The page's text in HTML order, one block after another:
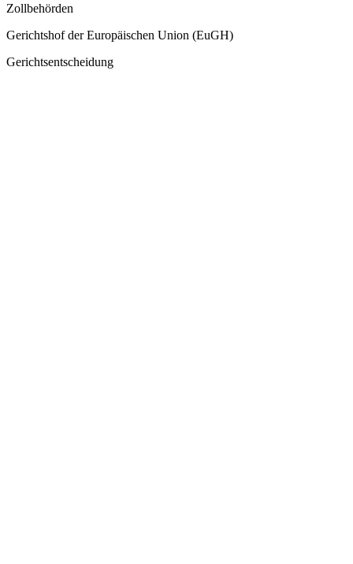
Zollbehörden
Gerichtshof der Europäischen Union (EuGH)
Gerichtsentscheidung